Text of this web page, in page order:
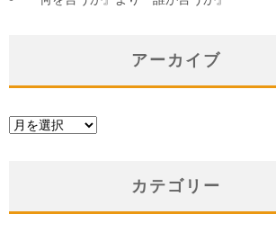
アーカイブ
ア
カテゴリー